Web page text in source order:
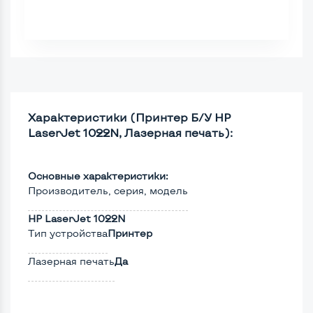
Характеристики (Принтер Б/У HP
LaserJet 1022N, Лазерная печать):
Основные характеристики:
Производитель, серия, модель
HP LaserJet 1022N
Тип устройстваПринтер
Лазерная печатьДа